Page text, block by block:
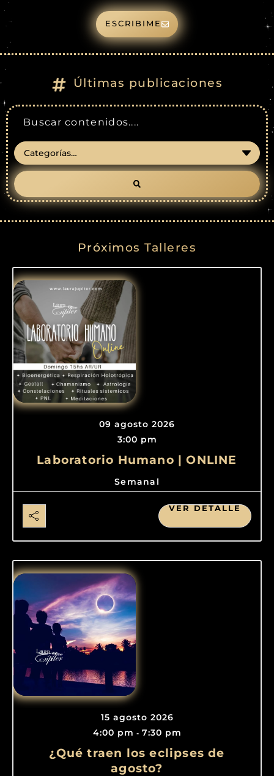
ESCRIBIME
Últimas publicaciones
Próximos Talleres
09 agosto 2026
3:00 pm
Laboratorio Humano | ONLINE
Semanal
VER DETALLE
15 agosto 2026
4:00 pm - 7:30 pm
¿Qué traen los eclipses de
agosto?